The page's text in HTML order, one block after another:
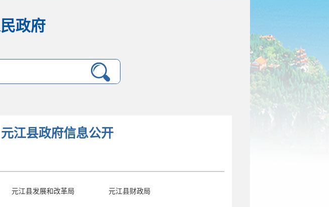
政府
元江县政府信息公开
元江县发展和改革局 元江县财政局